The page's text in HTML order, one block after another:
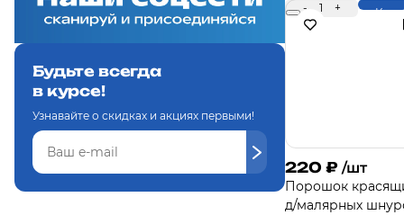
Будьте всегда
в курсе!
Узнавайте о скидках и акциях первыми!
- 1 +
220 ₽ /шт
Порошок
д/малярных